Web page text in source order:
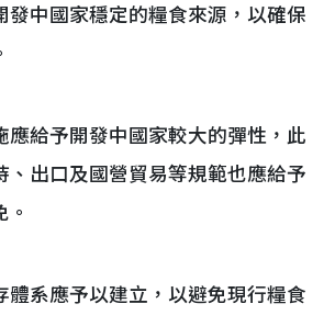
發中國家穩定的糧食來源，以確保
應給予開發中國家較大的彈性，此
、出口及國營貿易等規範也應給予
體系應予以建立，以避免現行糧食